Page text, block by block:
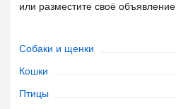
или разместите своё объявление
Собаки и щенки
Кошки
Птицы